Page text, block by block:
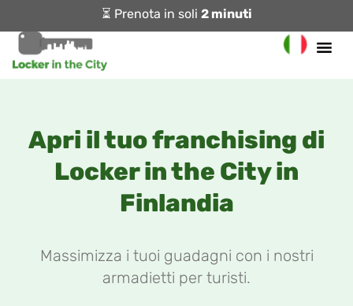
⏳ Prenota in soli 2 minuti
Apri il tuo franchising di
Locker in the City in
Finlandia
Massimizza i tuoi guadagni con i nostri
armadietti per turisti.